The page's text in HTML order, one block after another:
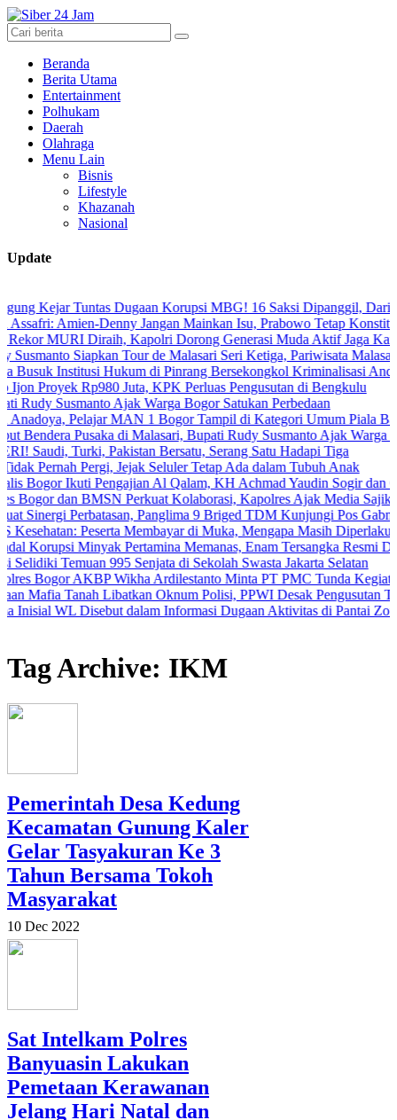
Beranda
Berita Utama
Entertainment
Polhukam
Daerah
Olahraga
Menu Lain
Bisnis
Lifestyle
Khazanah
Nasional
Update
Tuntas Dugaan Korupsi MBG! 16 Saksi Dipanggil, Dari Tenaga
Denny Jangan Mainkan Isu, Prabowo Tetap Konstitusional
Diraih, Kapolri Dorong Generasi Muda Aktif Jaga Kamtibmas
Siapkan Tour de Malasari Seri Ketiga, Pariwisata Malasari Digenjot
Hukum di Pinrang Bersekongkol Kriminalisasi Andi Edi
Rp980 Juta, KPK Perluas Pengusutan di Bengkulu
Ajak Warga Bogor Satukan Perbedaan
Pelajar MAN 1 Bogor Tampil di Kategori Umum Piala Bank Jakarta
Pusaka di Malasari, Bupati Rudy Susmanto Ajak Warga Perkuat
Turki, Pakistan Bersatu, Serang Satu Hadapi Tiga
Pergi, Jejak Seluler Tetap Ada dalam Tubuh Anak
Ikuti Pengajian Al Qalam, KH Achmad Yaudin Sogir dan Gus
BMSN Perkuat Kolaborasi, Kapolres Ajak Media Sajikan
Perbatasan, Panglima 9 Briged TDM Kunjungi Pos Gabma
Peserta Membayar di Muka, Mengapa Masih Diperlakukan
Minyak Pertamina Memanas, Enam Tersangka Resmi Diseret ke
995 Senjata di Sekolah Swasta Jakarta Selatan
AKBP Wikha Ardilestanto Minta PT PMC Tunda Kegiatan Demi
Tanah Libatkan Oknum Polisi, PPWI Desak Pengusutan Tuntas
Disebut dalam Informasi Dugaan Aktivitas di Pantai Zore, Bea
Tag Archive: IKM
Pemerintah Desa Kedung
Kecamatan Gunung Kaler
Gelar Tasyakuran Ke 3
Tahun Bersama Tokoh
Masyarakat
10 Dec 2022
Sat Intelkam Polres
Banyuasin Lakukan
Pemetaan Kerawanan
Jelang Hari Natal dan